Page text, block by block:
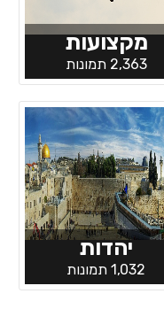
מקצועות
2,363 תמונות
יהדות
1,032 תמונות